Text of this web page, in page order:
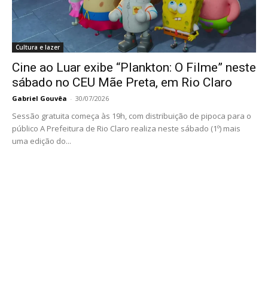
Cultura e lazer
Cine ao Luar exibe “Plankton: O Filme” neste
sábado no CEU Mãe Preta, em Rio Claro
Gabriel Gouvêa - 30/07/2026
Sessão gratuita começa às 19h, com distribuição de pipoca para o
público A Prefeitura de Rio Claro realiza neste sábado (1º) mais
uma edição do...